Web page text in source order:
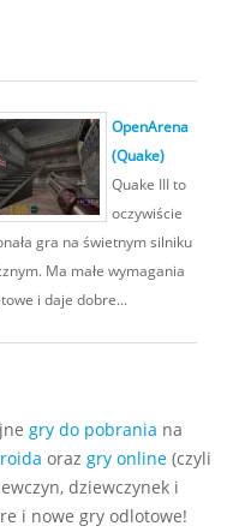
OpenArena
(Quake)
Quake III to
oczywiście
gra na świetnym silniku
Ma małe wymagania
i daje dobre...
gry do pobrania na
oraz gry online (czyli
dziewczynek i
i nowe gry odlotowe!